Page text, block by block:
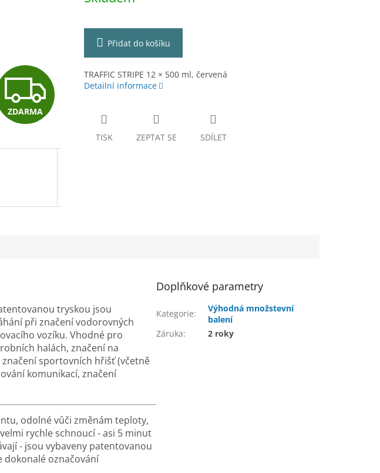
Z
D
R
A
ZDARMA
Přidat do košíku
TRAFFIC STRIPE 12 × 500 ml, červená
Detailní informace
TISK ZEPTAT SE SDÍLET
tryskou jsou
při značení vodorovných
vozíku. Vhodné pro
halách, značení na
sportovních hřišť (včetně
komunikací, značení
odolné vůči změnám teploty,
rychle schnoucí - asi 5 minut
- jsou vybaveny patentovanou
dokonalé označování
Doplňkové parametry
Kategorie:
Výhodná množstevní
balení
Záruka: 2 roky